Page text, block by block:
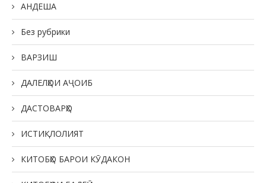
АНДЕША
Без рубрики
ВАРЗИШ
ДАЛЕЛҲОИ АҶОИБ
ДАСТОВАРҲО
ИСТИҚЛОЛИЯТ
КИТОБҲО БАРОИ КӮДАКОН